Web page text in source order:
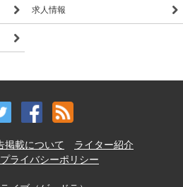
求人情報
掲載について
ライター紹介
プライバシーポリシー